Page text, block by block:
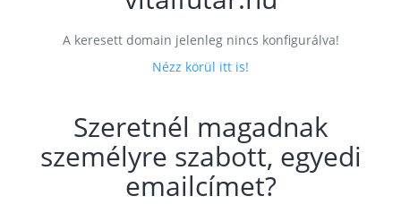
A keresett domain jelenleg nincs konfigurálva!
Nézz körül itt is!
Szeretnél magadnak
személyre szabott, egyedi
emailcímet?